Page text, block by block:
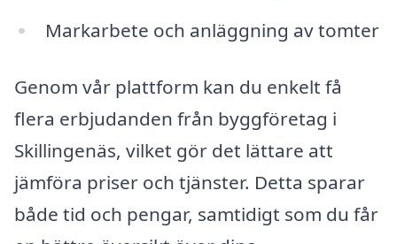
Markarbete och anläggning av tomter
Genom vår plattform kan du enkelt få
flera erbjudanden från byggföretag i
Skillingenäs, vilket gör det lättare att
jämföra priser och tjänster. Detta sparar
både tid och pengar, samtidigt som du får